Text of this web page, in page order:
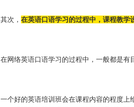
其次， 在英语口语学习的过程中，课程教学
在网络英语口语学习的过程中，一般都是有
一个好的英语培训班会在课程内容的程度